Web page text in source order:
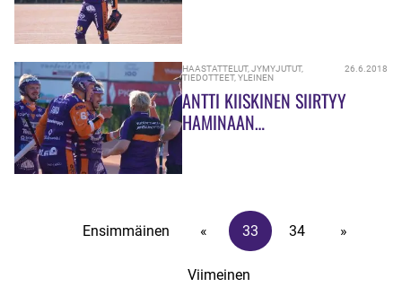
HAASTATTELUT,JYMYJUTUT,
TIEDOTTEET,YLEINEN
26.6.2018
ANTTI KIISKINEN SIIRTYY
HAMINAAN
Ensimmäinen « 33 34 »
Viimeinen